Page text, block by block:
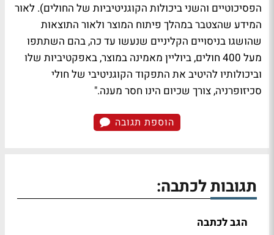
הפסיכוטיים והשני ביכולות הקוגניטיביות של החולים). לאור
המידע שהצטבר במהלך פיתוח המוצר ולאור התוצאות
שהושגו בניסויים הקליניים שנעשו עד כה, בהם השתתפו
מעל 400 חולים, ביוליין מאמינה במוצר, באפקטיביות שלו
וביכולותיו להיטיב את התפקוד הקוגניטיבי של חולי
סכיזופרניה, צורך שכיום הינו חסר מענה."
הוספת תגובה
תגובות לכתבה:
הגב לכתבה